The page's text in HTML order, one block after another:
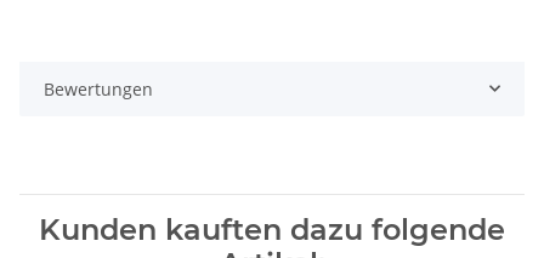
Bewertungen
Kunden kauften dazu folgende